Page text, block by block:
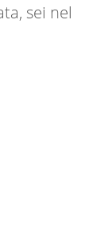
sei nel